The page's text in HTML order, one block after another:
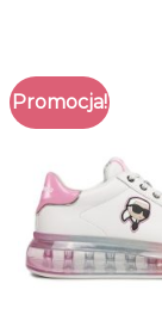
Promocja!